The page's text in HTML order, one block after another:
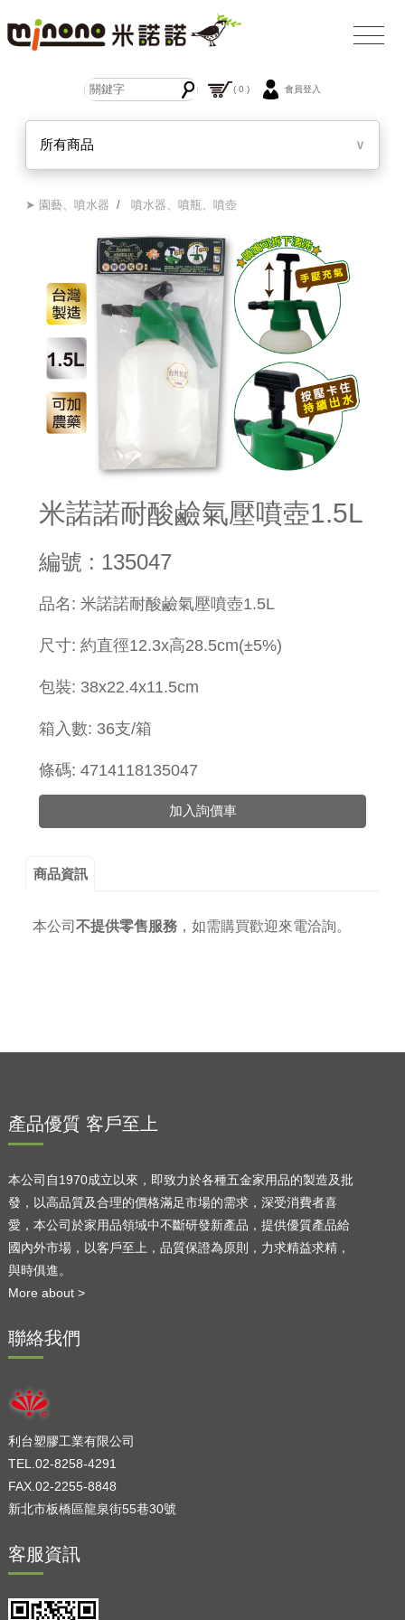
( 0 ) 會員登入
所有商品 ∨
➤ 園藝、噴水器 /噴水器、噴瓶、噴壺
米諾諾耐酸鹼氣壓噴壺1.5L
編號 : 135047
​品名: 米諾諾耐酸鹼氣壓噴壺1.5L
尺寸: 約直徑12.3x高28.5cm(±5%)
包裝: 38x22.4x11.5cm
箱入數: 36支/箱
條碼: 4714118135047
加入詢價車
商品資訊
本公司 不提供零售服務， 如需購買歡迎來電洽詢。
產品優質 客戶至上
本公司自1970成立以來，即致力於各種五金家用品的製造及批
發，以高品質及合理的價格滿足市場的需求，深受消費者喜
愛，本公司於家用品領域中不斷研發新產品，提供優質產品給
國內外市場，以客戶至上，品質保證為原則，力求精益求精，
與時俱進。
More about >
聯絡我們
利台塑膠工業有限公司
TEL.02-8258-4291
FAX.02-2255-8848
新北市板橋區龍泉街55巷30號
客服資訊